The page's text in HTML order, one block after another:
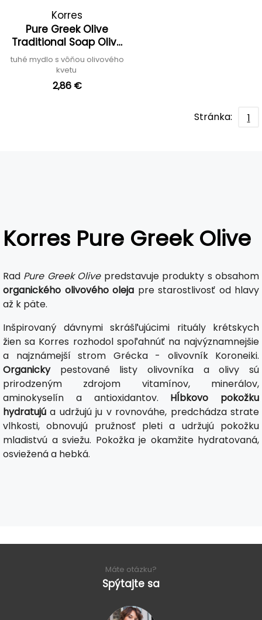
Korres
Pure Greek Olive
Traditional Soap Olive
Blossom
tuhé mydlo s vôňou olivového
kvetu
2,86 €
Stránka: 1
Korres Pure Greek Olive
Rad Pure Greek Olivepredstavuje produkty s obsahom
organického olivového oleja pre starostlivosť od hlavy
až k päte.
Inšpirovaný dávnymi skrášľujúcimi rituály krétskych
žien sa Korres rozhodol spoľahnúť na najvýznamnejšie
a najznámejší strom Grécka - olivovník Koroneiki.
Organickypestované listy olivovníka a olivy sú
prirodzeným zdrojom vitamínov, minerálov,
aminokyselín a antioxidantov. Hĺbkovo pokožku
hydratujú a udržujú ju v rovnováhe, predchádza strate
vlhkosti, obnovujú pružnosť pleti a udržujú pokožku
mladistvú a sviežu. Pokožka je okamžite hydratovaná,
osviežená a hebká.
Máte otázku?
Spýtajte sa